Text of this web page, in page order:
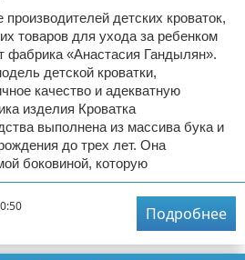
детских кроваток,
товаров для ухода за ребенком
фабрика «Анастасия Гандылян».
детской кроватки,
качество и адекватную
изделия Кроватка
выполнена из массива бука и
до трех лет. Она
боковиной, которую
Подробнее